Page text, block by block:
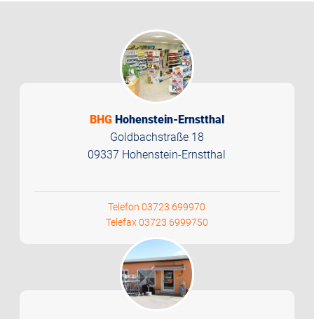
BHGHohenstein-Ernstthal
Goldbachstraße 18
09337 Hohenstein-Ernstthal
Telefon 03723 699970
Telefax 03723 6999750